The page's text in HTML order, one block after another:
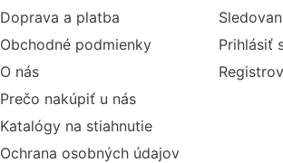
Doprava a platba
Obchodné podmienky
O nás
Prečo nakúpiť u nás
Katalógy na stiahnutie
Ochrana osobných údajov
Prihlásiť